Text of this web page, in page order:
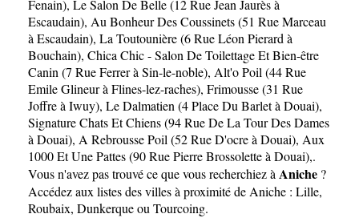
Fenain), Le Salon De Belle (12 Rue Jean Jaurès à
Escaudain), Au Bonheur Des Coussinets (51 Rue Marceau
à Escaudain), La Toutounière (6 Rue Léon Pierard à
Bouchain), Chica Chic - Salon De Toilettage Et Bien-être
Canin (7 Rue Ferrer à Sin-le-noble), Alt'o Poil (44 Rue
Emile Glineur à Flines-lez-raches), Frimousse (31 Rue
Joffre à Iwuy), Le Dalmatien (4 Place Du Barlet à Douai),
Signature Chats Et Chiens (94 Rue De La Tour Des Dames
à Douai), A Rebrousse Poil (52 Rue D'ocre à Douai), Aux
1000 Et Une Pattes (90 Rue Pierre Brossolette à Douai),.
Vous n'avez pas trouvé ce que vous recherchiez à Aniche ?
Accédez aux listes des villes à proximité de Aniche : Lille,
Roubaix, Dunkerqueou Tourcoing.